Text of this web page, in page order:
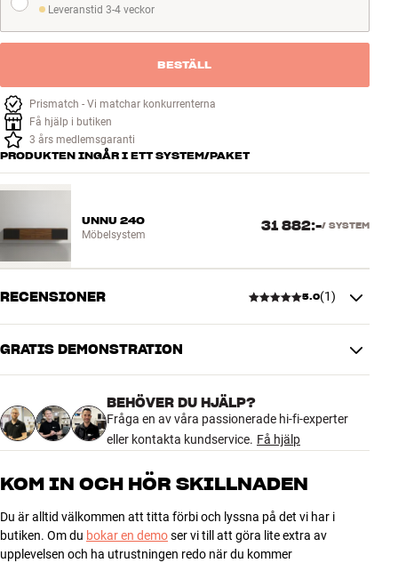
Tillbehör
MÄRKEN
NYHETER
ERBJUDANDEN
Hitta Butik
Kundtjänst
Kundtjänst
Leveranstid 3-4 veckor
Leveranstid 3-4 veckor
BESTÄLL
Prismatch - Vi matchar konkurrenterna
Få hjälp i butiken
3 års medlemsgaranti
PRODUKTEN INGÅR I ETT SYSTEM/PAKET
UNNU 240
Möbelsystem
31 882:-/ SYSTEM
RECENSIONER 5.0(1)
5.0
1 recension
3
2
GRATIS DEMONSTRATION
BEHÖVER DU HJÄLP?
Fråga en av våra passionerade hi-fi-experter
eller kontakta kundservice. Få hjälp
KOM IN OCH HÖR SKILLNADEN
Du är alltid välkommen att titta förbi och lyssna på det vi har i
butiken. Om du bokar en demoser vi till att göra lite extra av
upplevelsen och ha utrustningen redo när du kommer